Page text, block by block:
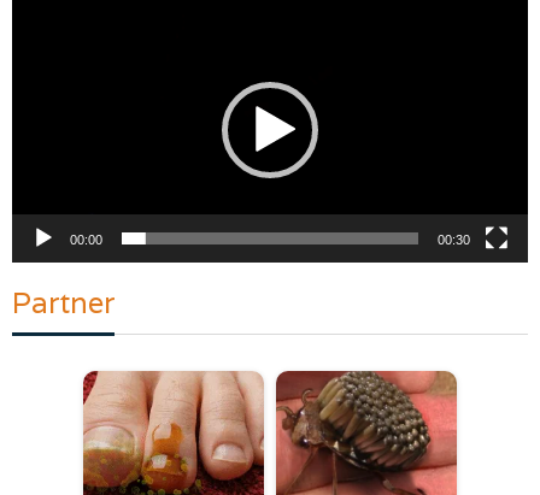
00:00 00:30
Partner